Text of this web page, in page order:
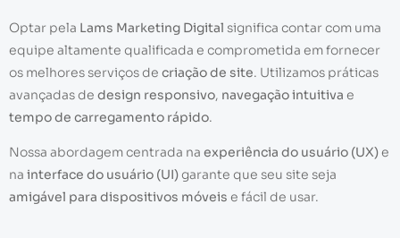
Optar pela Lams Marketing Digital significa contar com uma
equipe altamente qualificada e comprometida em fornecer
os melhores serviços de criação de site. Utilizamos práticas
avançadas de design responsivo, navegação intuitiva e
tempo de carregamento rápido.
Nossa abordagem centrada na experiência do usuário (UX)e
na interface do usuário (UI)garante que seu site seja
amigável para dispositivos móveis e fácil de usar.